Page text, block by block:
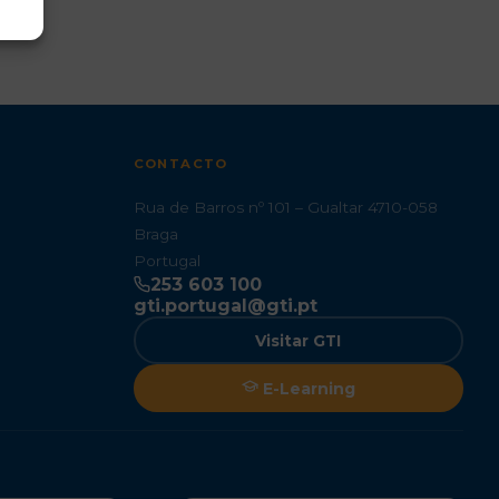
CONTACTO
Rua de Barros nº 101 – Gualtar 4710-058
Braga
Portugal
253 603 100
gti.portugal@gti.pt
Visitar GTI
E-Learning